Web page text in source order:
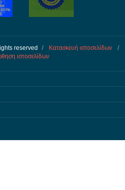
reserved / Κατασκευή ιστοσελίδων
/
ιστοσελίδων